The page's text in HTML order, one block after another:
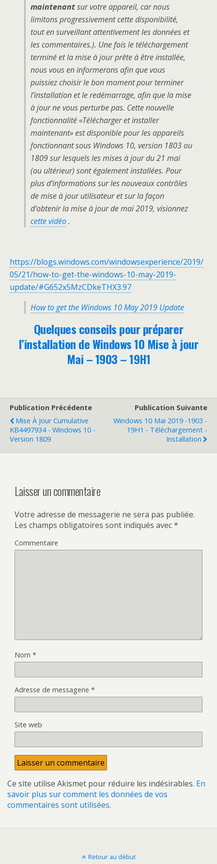
maintenantsur votre appareil, car nous
limitons progressivement cette disponibilité,
tout en surveillant attentivement les données et
les commentaires.). Une fois le téléchargement
terminé et la mise à jour prête à être installée,
nous vous en informerons afin que vous
puissiez choisir le bon moment pour terminer
l’installation et le redémarrage, afin que la mise
à jour ne vous perturbe pas. Cette nouvelle
fonctionnalité «Télécharger et installer
maintenant» est disponible pour les appareils
fonctionnant sous Windows 10, version 1803 ou
1809 sur lesquels les mises à jour du 21 mai
(ou ultérieur) sont également installées. Pour
plus d’informations sur les nouveaux contrôles
de mise à jour utilisateur et sur la façon
d’obtenir la mise à jour de mai 2019, visionnez
cette vidéo.
https://blogs.windows.com/windowsexperience/2019/
05/21/how-to-get-the-windows-10-may-2019-
update/#G652x5MzCDkeTHX3.97
How to get the Windows 10 May 2019 Update
Quelques conseils pour préparer
l’installation de Windows 10 Mise à jour
Mai – 1903 – 19H1
Publication Précédente
Mise À Jour Cumulative
KB4497934 - Windows 10 -
Version 1809
Publication Suivante
Windows 10 Mai 2019 -1903 -
19H1 - Téléchargement -
Installation
Laisser un commentaire
Votre adresse de messagerie ne sera pas publiée.
Les champs obligatoires sont indiqués avec*
Commentaire
Nom *
Adresse de messagerie *
Site web
Ce site utilise Akismet pour réduire les indésirables. En
savoir plus sur comment les données de vos
commentaires sont utilisées.
Retour au début